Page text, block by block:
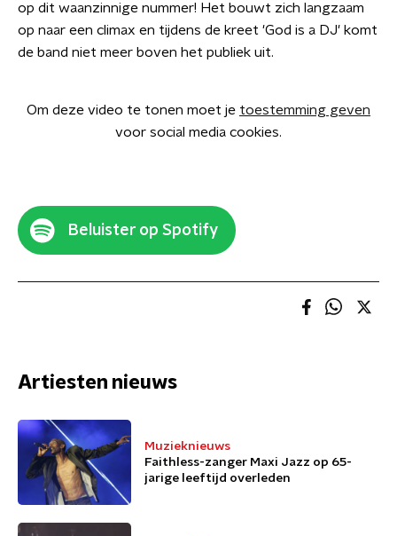
op dit waanzinnige nummer! Het bouwt zich langzaam
op naar een climax en tijdens de kreet 'God is a DJ' komt
de band niet meer boven het publiek uit.
Om deze video te tonen moet je toestemming geven
voor social media cookies.
Beluister op Spotify
Artiesten nieuws
Muzieknieuws
Faithless-zanger Maxi Jazz op 65-
jarige leeftijd overleden